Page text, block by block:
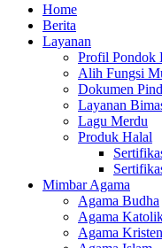
Home
Berita
Layanan
Profil Pondok
Alih Fungsi
Dokumen
Layanan
Lagu Merdu
Produk Halal
Mimbar Agama
Agama Budha
Agama
Agama Kristen